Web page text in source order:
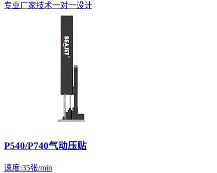
专业厂家技术一对一设计
P540/P740气动压贴
速度:35张/min